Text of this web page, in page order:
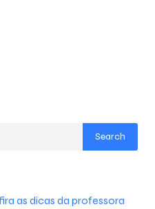
Search
as dicas da professora